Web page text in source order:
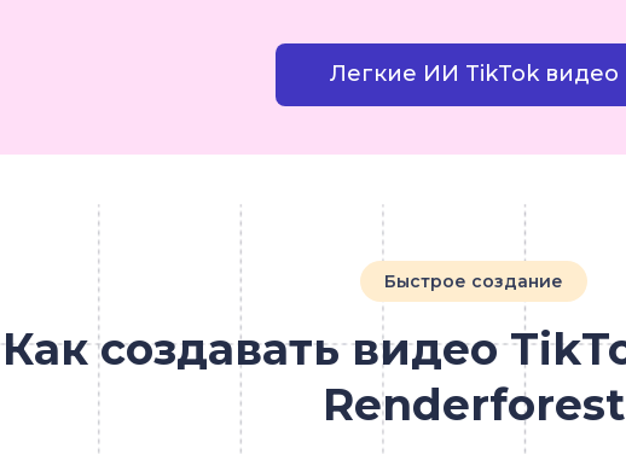
Легкие ИИ TikTok видео
Быстрое создание
Как создавать видео
Renderforest